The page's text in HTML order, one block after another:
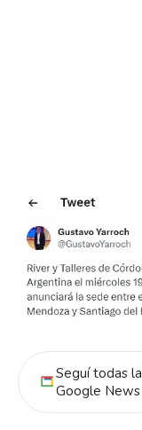
Seguí todas
Google News